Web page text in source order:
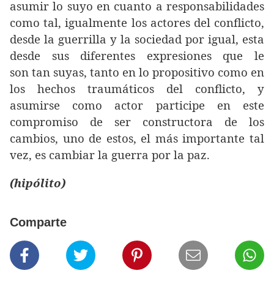
asumir lo suyo en cuanto a responsabilidades
como tal, igualmente los actores del conflicto,
desde la guerrilla y la sociedad por igual, esta
desde sus diferentes expresiones que le
son tan suyas, tanto en lo propositivo como en
los hechos traumáticos del conflicto, y
asumirse como actor participe en este
compromiso de ser constructora de los
cambios, uno de estos, el más importante tal
vez, es cambiar la guerra por la paz.
(hipólito)
Comparte